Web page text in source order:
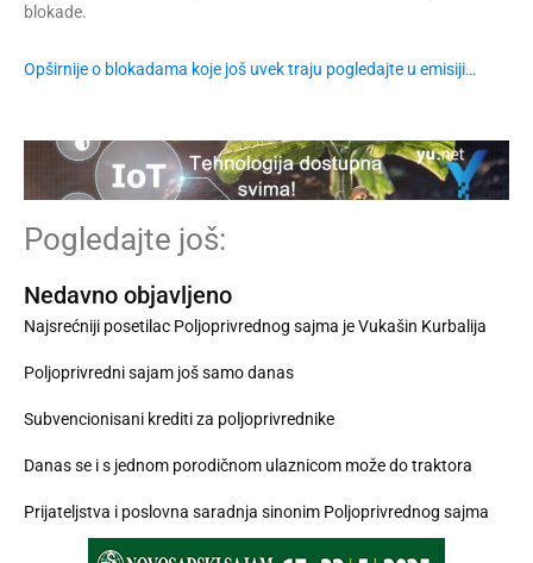
blokade.
Opširnije o blokadama koje još uvek traju pogledajte u emisiji…
Pogledajte još:
Nedavno objavljeno
Najsrećniji posetilac Poljoprivrednog sajma je Vukašin Kurbalija
Poljoprivredni sajam još samo danas
Subvencionisani krediti za poljoprivrednike
Danas se i s jednom porodičnom ulaznicom može do traktora
Prijateljstva i poslovna saradnja sinonim Poljoprivrednog sajma